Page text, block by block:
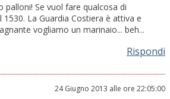
palloni! Se vuol fare qualcosa di
La Guardia Costiera è attiva e
vogliamo un marinaio... beh...
Rispondi
24 Giugno 2013 alle ore 22:05:00